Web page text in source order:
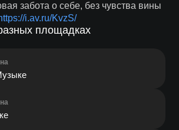
забота о себе, без чувства вины
i.av.ru/KvzS/
площадках